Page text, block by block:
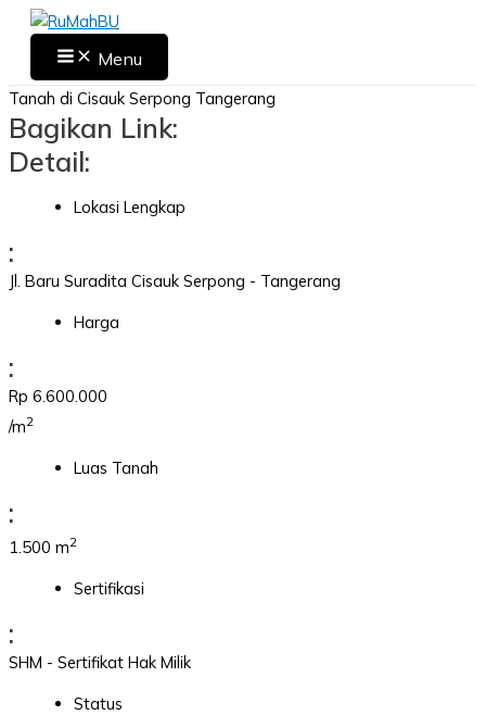
Skip
content
Main
Menu Menu
Tanah di Cisauk Serpong Tangerang
Bagikan Link:
Detail:
Lokasi Lengkap
:
Jl. Baru Suradita Cisauk Serpong - Tangerang
Harga
:
Rp 6.600.000
/m2
Luas Tanah
:
1.500 m2
Sertifikasi
:
SHM - Sertifikat Hak Milik
Status